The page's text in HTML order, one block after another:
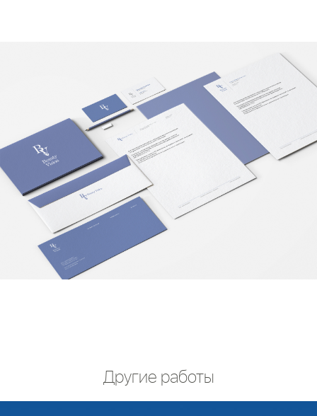
Другие работы